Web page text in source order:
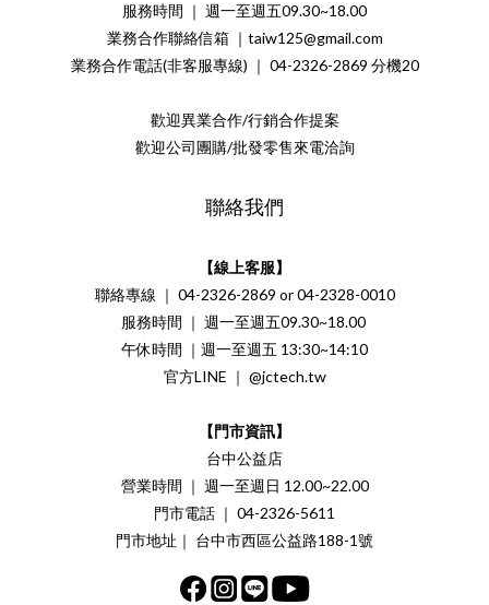
服務時間 ｜ 週一至週五09.30~18.00
業務合作聯絡信箱 ｜taiw125@gmail.com
業務合作電話(非客服專線) ｜ 04-2326-2869 分機20
歡迎異業合作/行銷合作提案
歡迎公司團購/批發零售來電洽詢
聯絡我們
【線上客服】
聯絡專線 ｜ 04-2326-2869 or 04-2328-0010
服務時間 ｜ 週一至週五09.30~18.00
午休時間 ｜週一至週五 13:30~14:10
官方LINE ｜ @jctech.tw
【門市資訊】
台中公益店
營業時間 ｜ 週一至週日 12.00~22.00
門市電話 ｜ 04-2326-5611
門市地址｜ 台中市西區公益路188-1號